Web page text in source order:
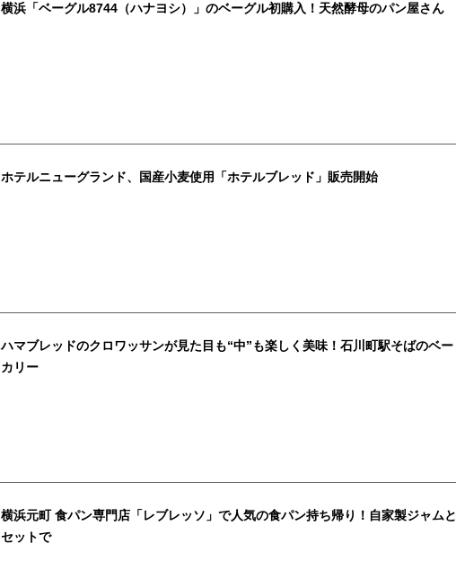
横浜「ベーグル8744（ハナヨシ）」のベーグル初購入！天然酵母のパン屋さん
ホテルニューグランド、国産小麦使用「ホテルブレッド」販売開始
ハマブレッドのクロワッサンが見た目も“中”も楽しく美味！石川町駅そばのベー
カリー
横浜元町 食パン専門店「レブレッソ」で人気の食パン持ち帰り！自家製ジャムと
セットで